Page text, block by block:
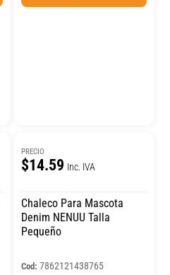
PRECIO
$14.59 Inc. IVA
Chaleco Para Mascota
Denim NENUU Talla
Pequeño
Cod: 7862121438765